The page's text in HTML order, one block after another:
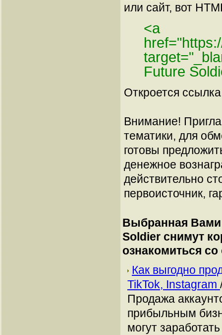
или сайт, вот
<a
Future
Откроется
Внимание!
тематики, для
готовы
денежное
действительно
первоисточник,
Выбранная Вами
Soldier снимут
ознакомиться
Как выгодно
TikTok, Instagram
Продажа
прибыльным
могут